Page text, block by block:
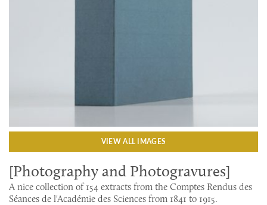
VIEW ALL IMAGES
[Photography and Photogravures]
A nice collection of 154 extracts from the Comptes Rendus des
Séances de l'Académie des Sciences from 1841 to 1915.